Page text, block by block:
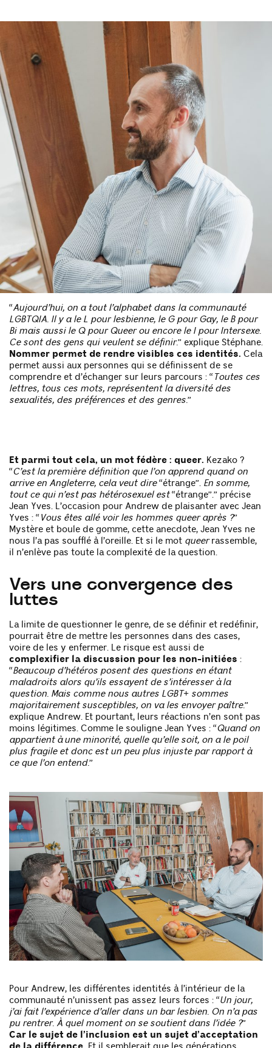
“Aujourd’hui, on a tout l’alphabet dans la communauté
LGBTQIA. Il y a le L pour lesbienne, le G pour Gay, le B pour
Bi mais aussi le Q pour Queer ou encore le I pour Intersexe.
Ce sont des gens qui veulent se définir.” explique Stéphane.
Nommer permet de rendre visibles ces identités. Cela
permet aussi aux personnes qui se définissent de se
comprendre et d’échanger sur leurs parcours : “Toutes ces
lettres, tous ces mots, représentent la diversité des
sexualités, des préférences et des genres.”
Et parmi tout cela, un mot fédère : queer. Kezako ?
“C’est la première définition que l’on apprend quand on
arrive en Angleterre, cela veut dire“étrange”. En somme,
tout ce qui n’est pas hétérosexuel est“étrange”.” précise
Jean Yves. L’occasion pour Andrew de plaisanter avec Jean
Yves : “Vous êtes allé voir les hommes queer après ?”
Mystère et boule de gomme, cette anecdote, Jean Yves ne
nous l’a pas soufflé à l’oreille. Et si le mot queerrassemble,
il n’enlève pas toute la complexité de la question.
Vers une convergence des
luttes
La limite de questionner le genre, de se définir et redéfinir,
pourrait être de mettre les personnes dans des cases,
voire de les y enfermer. Le risque est aussi de
complexifier la discussion pour les non-initiées :
“Beaucoup d’hétéros posent des questions en étant
maladroits alors qu’ils essayent de s’intéresser à la
question. Mais comme nous autres LGBT+ sommes
majoritairement susceptibles, on va les envoyer paître.”
explique Andrew. Et pourtant, leurs réactions n’en sont pas
moins légitimes. Comme le souligne Jean Yves : “Quand on
appartient à une minorité, quelle qu’elle soit, on a le poil
plus fragile et donc est un peu plus injuste par rapport à
ce que l’on entend.”
Pour Andrew, les différentes identités à l’intérieur de la
communauté n’unissent pas assez leurs forces : “Un jour,
j’ai fait l’expérience d’aller dans un bar lesbien. On n’a pas
pu rentrer. À quel moment on se soutient dans l’idée ?”
Car le sujet de l’inclusion est un sujet d’acceptation